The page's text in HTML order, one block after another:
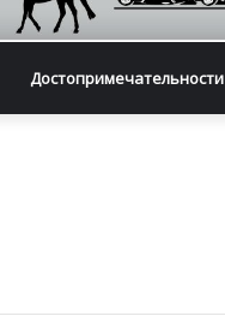
Достопримечательности